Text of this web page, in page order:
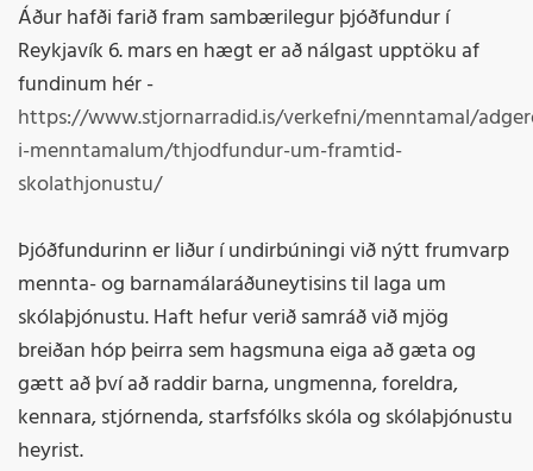
Áður hafði farið fram sambærilegur þjóðfundur í
Reykjavík 6. mars en hægt er að nálgast upptöku af
fundinum hér -
https://www.stjornarradid.is/verkefni/menntamal/
i-menntamalum/thjodfundur-um-framtid-
skolathjonustu/
Þjóðfundurinn er liður í undirbúningi við nýtt frumvarp
mennta- og barnamálaráðuneytisins til laga um
skólaþjónustu. Haft hefur verið samráð við mjög
breiðan hóp þeirra sem hagsmuna eiga að gæta og
gætt að því að raddir barna, ungmenna, foreldra,
kennara, stjórnenda, starfsfólks skóla og skólaþjónustu
heyrist.